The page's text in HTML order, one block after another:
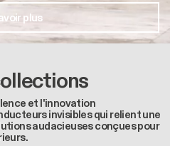
plus
et l'innovation
invisibles qui relient une
audacieuses conçues pour